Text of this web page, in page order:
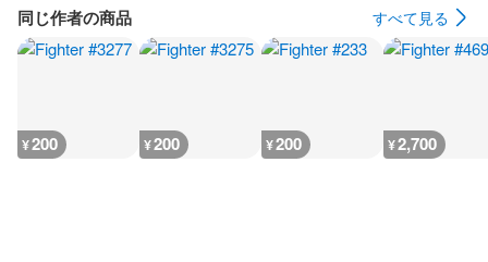
同じ作者の商品 すべて見る
¥200 ¥200 ¥200 ¥2,700